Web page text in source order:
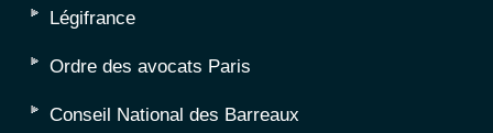
Légifrance
Ordre des avocats Paris
Conseil National des Barreaux